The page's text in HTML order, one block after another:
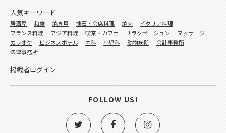
人気キーワード
居酒屋 和食 焼き鳥 懐石・会席料理 焼肉
イタリア料理
フランス料理
アジア料理 喫茶・カフェ リラクゼーション
マッサージ
カラオケ
ビジネスホテル 内科 小児科 動物病院
会計事務所
法律事務所
掲載者ログイン
FOLLOW US!